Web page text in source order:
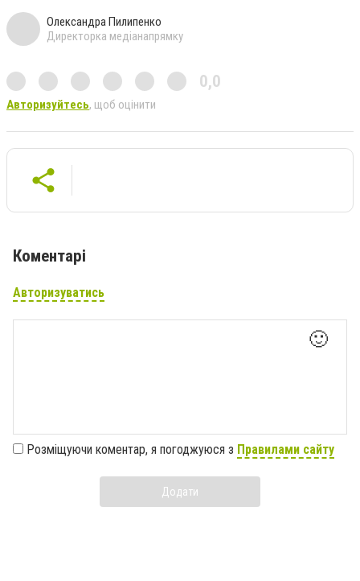
Олександра Пилипенко
Директорка медіанапрямку
0,0
Авторизуйтесь, щоб оцінити
Коментарі
Авторизуватись
🙂
Розміщуючи коментар, я погоджуюся з Правилами сайту
Додати